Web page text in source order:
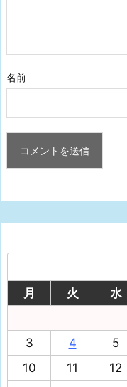
名前
月
火 水
3
4 5
10
11 12